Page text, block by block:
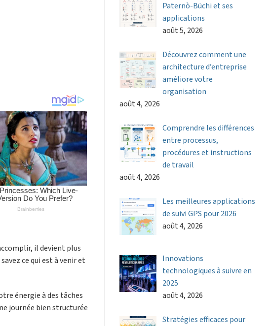
il devient plus
ce qui est à venir et
énergie à des tâches
journée bien structurée
Paternò-Büchi et ses
applications
août 5, 2026
Découvrez comment une
architecture d’entreprise
améliore votre
organisation
août 4, 2026
Comprendre les différences
entre processus,
procédures et instructions
de travail
août 4, 2026
Les meilleures applications
de suivi GPS pour 2026
août 4, 2026
Innovations
technologiques à suivre en
2025
août 4, 2026
Stratégies efficaces pour